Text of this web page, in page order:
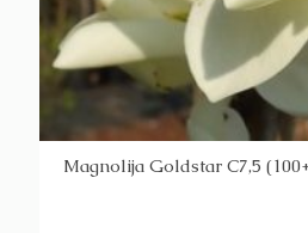
Magnolija Goldstar C7,5